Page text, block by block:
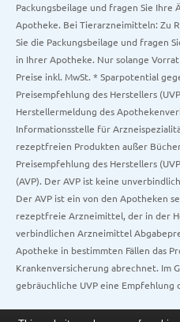
Packungsbeilage und fragen Sie
Apotheke. Bei Tierarzneimitteln: Zu
Sie die Packungsbeilage und fragen
in Ihrer Apotheke. Nur solange
Preise inkl. MwSt. * Sparpotential
Preisempfehlung des Herstellers
Herstellermeldung des
Informationsstelle für
rezeptfreien Produkten außer
Preisempfehlung des Herstellers
(AVP). Der AVP ist keine
Der AVP ist ein von den Apotheken
rezeptfreie Arzneimittel, der in der
verbindlichen Arzneimittel
Apotheke in bestimmten Fällen das
Krankenversicherung abrechnet. Im
gebräuchliche UVP eine Empfehlung